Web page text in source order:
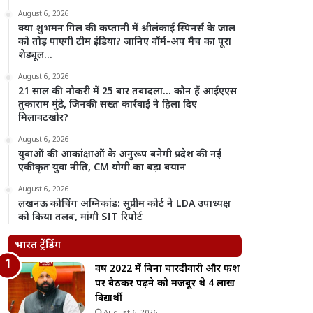
August 6, 2026
क्या शुभमन गिल की कप्तानी में श्रीलंकाई स्पिनर्स के जाल
को तोड़ पाएगी टीम इंडिया? जानिए वॉर्म-अप मैच का पूरा
शेड्यूल…
August 6, 2026
21 साल की नौकरी में 25 बार तबादला… कौन हैं आईएएस
तुकाराम मुंढे, जिनकी सख्त कार्रवाई ने हिला दिए
मिलावटखोर?
August 6, 2026
युवाओं की आकांक्षाओं के अनुरूप बनेगी प्रदेश की नई
एकीकृत युवा नीति, CM योगी का बड़ा बयान
August 6, 2026
लखनऊ कोचिंग अग्निकांड: सुप्रीम कोर्ट ने LDA उपाध्यक्ष
को किया तलब, मांगी SIT रिपोर्ट
भारत ट्रेंडिंग
वर्ष 2022 में बिना चारदीवारी और फर्श
पर बैठकर पढ़ने को मजबूर थे 4 लाख
विद्यार्थी